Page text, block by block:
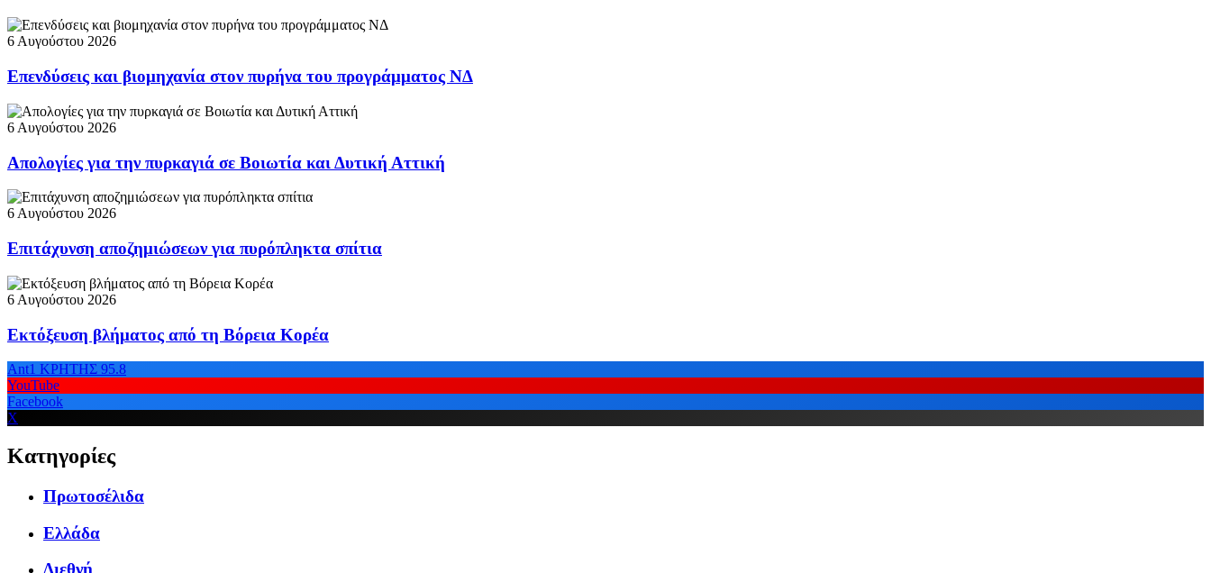
6 Αυγούστου 2026
Επενδύσεις και βιομηχανία στον πυρήνα του προγράμματος ΝΔ
6 Αυγούστου 2026
Απολογίες για την πυρκαγιά σε Βοιωτία και Δυτική Αττική
6 Αυγούστου 2026
Επιτάχυνση αποζημιώσεων για πυρόπληκτα σπίτια
6 Αυγούστου 2026
Εκτόξευση βλήματος από τη Βόρεια Κορέα
Ant1 ΚΡΗΤΗΣ 95.8
YouTube
Facebook
X
Κατηγορίες
Πρωτοσέλιδα
Ελλάδα